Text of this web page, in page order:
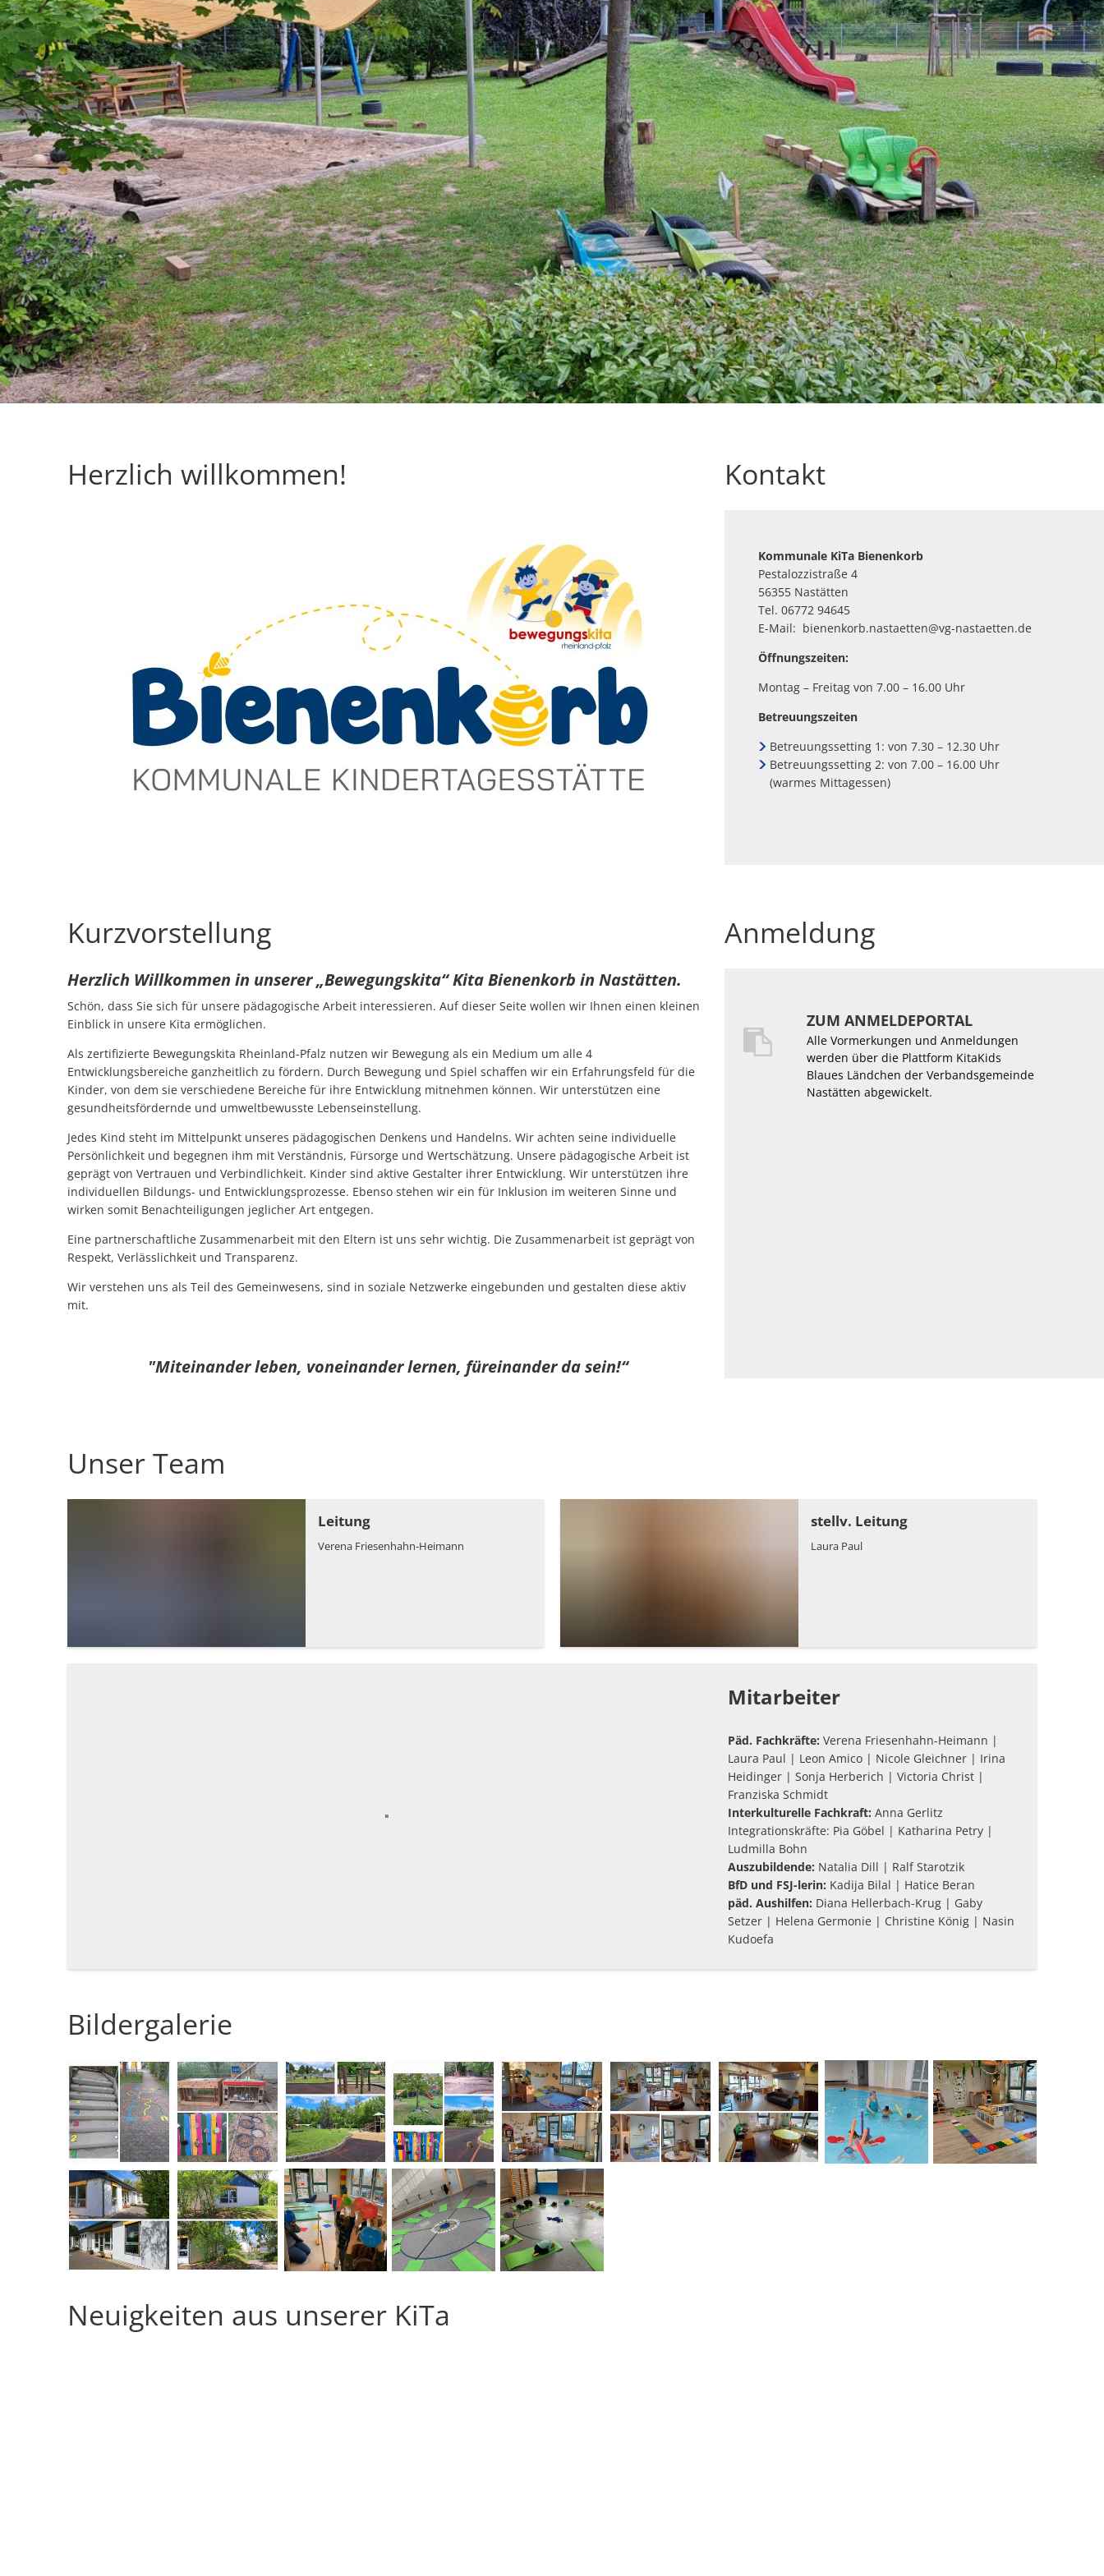
Verabschiedung Frau Herwig
Sommerferienprogramm 2026
Abfallkalender
Nastätten-App
Erziehung & Ausbildung
Freizeit & Tourismus
IT-Internet-Telekommunikation
Land- Forstwirtschaft & Nahrungsmittel
Rund ums Haus Service
Transport & Logistik
Herzlich willkommen! Kontakt
Kommunale KiTa Bienenkorb
Pestalozzistraße 4
56355 Nastätten
Tel. 06772 94645
E-Mail: bienenkorb.nastaetten@vg-nastaetten.de
Öffnungszeiten:
Montag – Freitag von 7.00 – 16.00 Uhr
Betreuungszeiten
Betreuungssetting 1: von 7.30 – 12.30 Uhr
Betreuungssetting 2: von 7.00 – 16.00 Uhr
(warmes Mittagessen)
Kurzvorstellung
Herzlich Willkommen in unserer „Bewegungskita“ Kita Bienenkorb in Nastätten.
Schön, dass Sie sich für unsere pädagogische Arbeit interessieren. Auf dieser Seite wollen wir Ihnen einen kleinen
Einblick in unsere Kita ermöglichen.
Als zertifizierte Bewegungskita Rheinland-Pfalz nutzen wir Bewegung als ein Medium um alle 4
Entwicklungsbereiche ganzheitlich zu fördern. Durch Bewegung und Spiel schaffen wir ein Erfahrungsfeld für die
Kinder, von dem sie verschiedene Bereiche für ihre Entwicklung mitnehmen können. Wir unterstützen eine
gesundheitsfördernde und umweltbewusste Lebenseinstellung.
Jedes Kind steht im Mittelpunkt unseres pädagogischen Denkens und Handelns. Wir achten seine individuelle
Persönlichkeit und begegnen ihm mit Verständnis, Fürsorge und Wertschätzung. Unsere pädagogische Arbeit ist
geprägt von Vertrauen und Verbindlichkeit. Kinder sind aktive Gestalter ihrer Entwicklung. Wir unterstützen ihre
individuellen Bildungs- und Entwicklungsprozesse. Ebenso stehen wir ein für Inklusion im weiteren Sinne und
wirken somit Benachteiligungen jeglicher Art entgegen.
Eine partnerschaftliche Zusammenarbeit mit den Eltern ist uns sehr wichtig. Die Zusammenarbeit ist geprägt von
Respekt, Verlässlichkeit und Transparenz.
Wir verstehen uns als Teil des Gemeinwesens, sind in soziale Netzwerke eingebunden und gestalten diese aktiv
mit.
"Miteinander leben, voneinander lernen, füreinander da sein!“
Anmeldung
ZUM ANMELDEPORTAL
Alle Vormerkungen und Anmeldungen
werden über die Plattform KitaKids
Blaues Ländchen der Verbandsgemeinde
Nastätten abgewickelt.
Unser Team
Leitung
Verena Friesenhahn-Heimann
stellv. Leitung
Laura Paul
Mitarbeiter
Päd. Fachkräfte: Verena Friesenhahn-Heimann |
Laura Paul | Leon Amico | Nicole Gleichner | Irina
Heidinger | Sonja Herberich | Victoria Christ |
Franziska Schmidt
Interkulturelle Fachkraft: Anna Gerlitz
Integrationskräfte: Pia Göbel | Katharina Petry |
Ludmilla Bohn
Auszubildende: Natalia Dill | Ralf Starotzik
BfD und FSJ-lerin: Kadija Bilal | Hatice Beran
päd. Aushilfen: Diana Hellerbach-Krug | Gaby
Setzer | Helena Germonie | Christine König | Nasin
Kudoefa
Bildergalerie
Neuigkeiten aus unserer KiTa